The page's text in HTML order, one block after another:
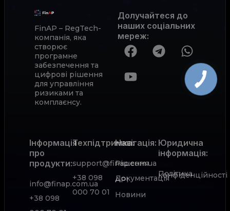
FinAP – RegTech-
компанія, яка
створює
програмне
забезпечення та
цифрові рішення
для управління
ризиками та
комплаєнсу.
Долучайтеся до
наших соціальних
мереж:
Інформація
про
продукти:
info@finap.com.ua
+38 098
Техпідтримка:
support@finap.com.ua
+38 098
000 70 01
Рішення
Документація
АРІ
Новини
Навігація: Юридична
інформація:
Політика
конфіденційності